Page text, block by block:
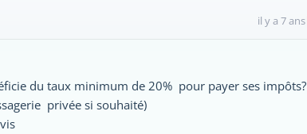
il y a 7 ans
du taux minimum de 20% pour payer ses impôts?
privée si souhaité)